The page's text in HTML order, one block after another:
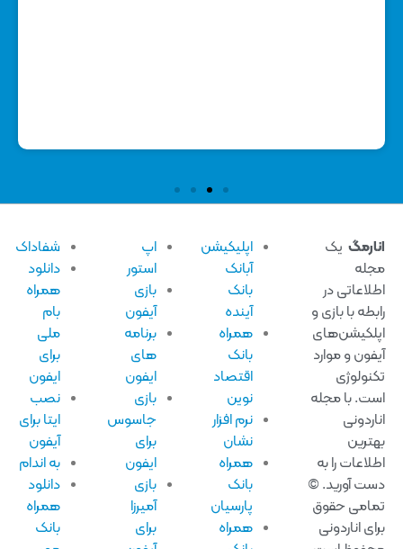
یک
در
با بازی و
و موارد
با مجله
را به
آورید. ©
حقوق
اناردونی
اپلیکیشن
آبانک
آینده
همراه
اقتصاد
نرم افزار
نشان
همراه
پارسیان
همراه
اپ
استور
بازی
آیفون
برنامه
ایفون
بازی
جاسوس
ایفون
بازی
شفاداک
دانلود
همراه
ایفون
نصب
ایتا برای
آیفون
به اندام
دانلود
همراه